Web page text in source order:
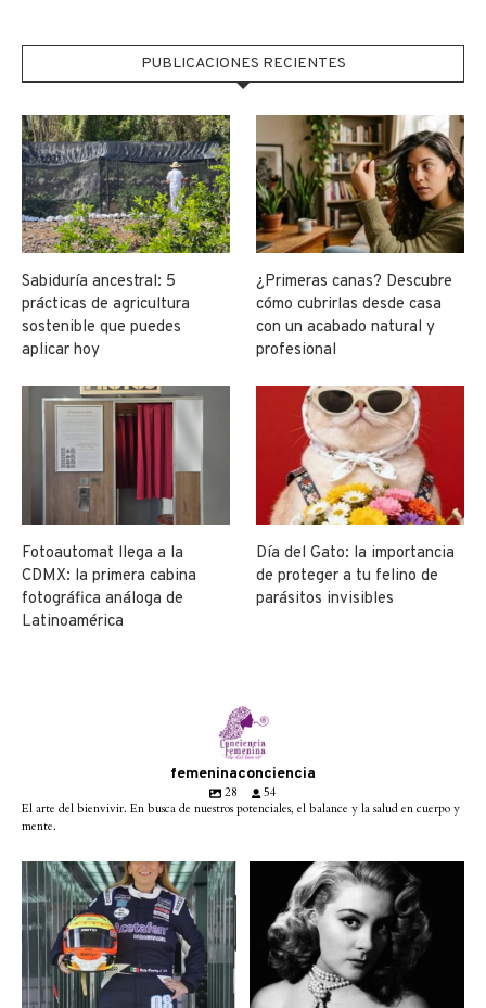
PUBLICACIONES RECIENTES
Sabiduría ancestral: 5
prácticas de agricultura
sostenible que puedes
aplicar hoy
¿Primeras canas? Descubre
cómo cubrirlas desde casa
con un acabado natural y
profesional
Fotoautomat llega a la
CDMX: la primera cabina
fotográfica análoga de
Latinoamérica
Día del Gato: la importancia
de proteger a tu felino de
parásitos invisibles
femeninaconciencia
28
54
El arte del bienvivir. En busca de nuestros potenciales, el balance y la salud en cuerpo y
mente.
Conoce a @betty_racing08
la piloto mexicana que ...
3 0
Descanse en paz la gran
diva del cine mexicano
2 0